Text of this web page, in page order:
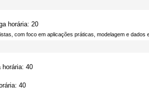
horária: 20
com foco em aplicações práticas, modelagem e dados
40
40